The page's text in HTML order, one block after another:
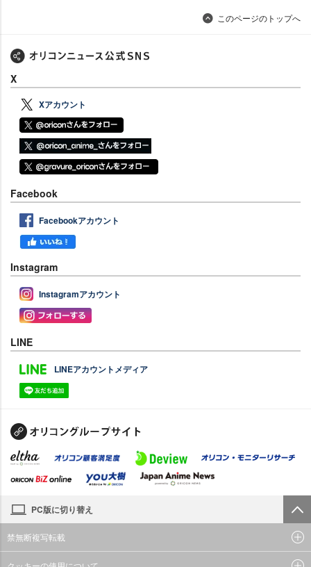
このページのトップへ
X
Xアカウント
Facebook
Facebookアカウント
Instagram
Instagramアカウント
LINE
LINEアカウントメディア
PC版に切り替え
禁無断複写転載